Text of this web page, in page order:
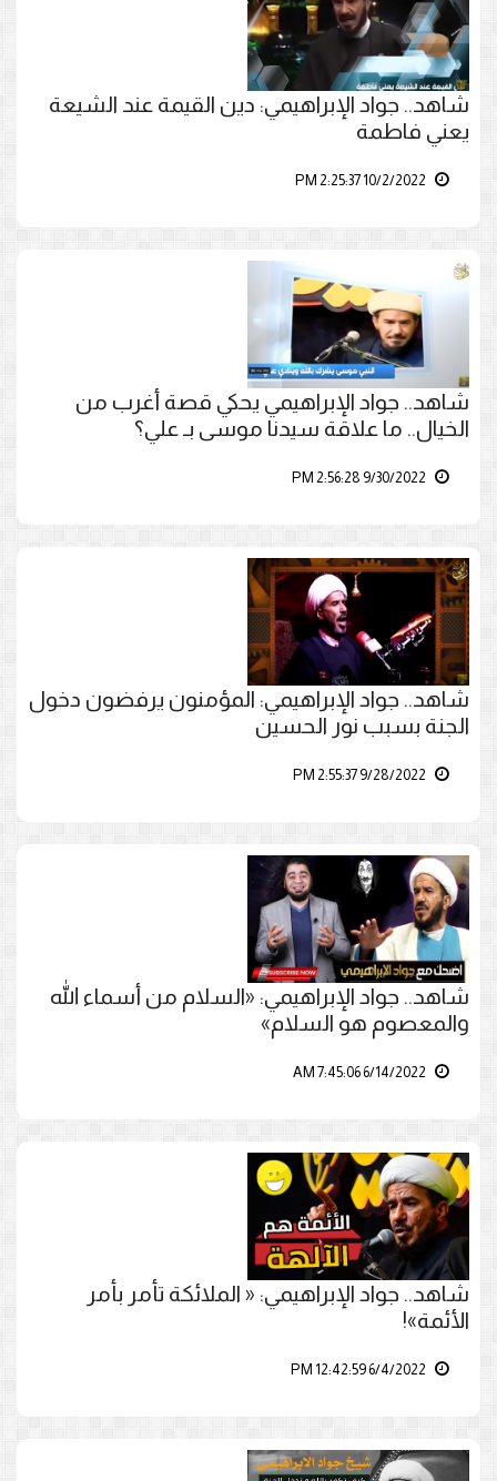
شاهد.. جواد الإبراهيمي: دين القيمة عند الشيعة
يعني فاطمة
شاهد.. جواد الإبراهيمي يحكي قصة أغرب من
الخيال.. ما علاقة سيدنا موسى بـ علي؟
شاهد.. جواد الإبراهيمي: المؤمنون يرفضون دخول
الجنة بسبب نور الحسين
شاهد.. جواد الإبراهيمي: «السلام من أسماء الله
والمعصوم هو السلام»
شاهد.. جواد الإبراهيمي: « الملائكة تأمر بأمر
الأئمة»!